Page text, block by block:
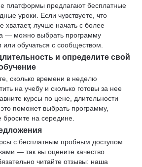
платформы предлагают бесплатные
уроки. Если чувствуете, что
хватает, лучше начать с более
— можно выбрать программу
или обучаться с сообществом.
и определите свой
сколько времени в неделю
на учебу и сколько готовы за нее
курсы по цене, длительности
поможет выбрать программу,
бросите на середине.
с бесплатным пробным доступом
— так вы оцените качество
читайте отзывы: наша